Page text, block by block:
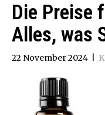
Die Preise
Alles, was
22 November 2024